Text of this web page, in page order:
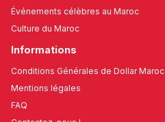
Événements célèbres au Maroc
Culture du Maroc
Informations
Conditions Générales de Dollar Maroc
Mentions légales
FAQ